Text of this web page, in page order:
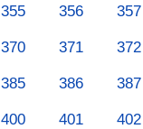
355 356 357
370 371 372
385 386 387
400 401 402